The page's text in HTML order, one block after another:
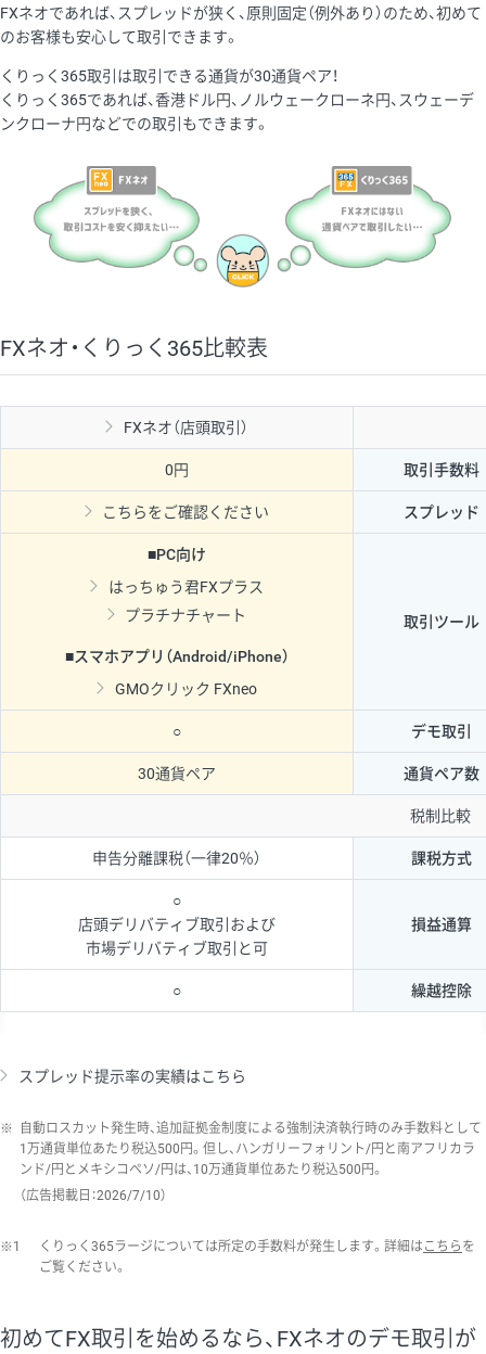
FXネオであれば、スプレッドが狭く、原則固定（例外あり）のため、初めて
のお客様も安心して取引できます。
くりっく365取引は取引できる通貨が30通貨ペア！
くりっく365であれば、香港ドル円、ノルウェークローネ円、スウェーデ
ンクローナ円などでの取引もできます。
FXネオ・くりっく365比較表
FXネオ（店頭取引）
0円 取引手数料
こちらをご確認ください スプレッド
■PC向け
はっちゅう君FXプラス
プラチナチャート
■スマホアプリ（Android/iPhone）
GMOクリック FXneo
取引ツール
○ デモ取引
30通貨ペア 通貨ペア数
税制比較
申告分離課税（一律20％） 課税方式
○
店頭デリバティブ取引および
市場デリバティブ取引と可
損益通算
○ 繰越控除
スプレッド提示率の実績はこちら
※
自動ロスカット発生時、追加証拠金制度による強制決済執行時のみ手数料として
1万通貨単位あたり税込500円。但し、ハンガリーフォリント/円と南アフリカラ
ンド/円とメキシコペソ/円は、10万通貨単位あたり税込500円。
（広告掲載日：2026/7/10）
※1 くりっく365ラージについては所定の手数料が発生します。詳細は こちら を
ご覧ください。
初めてFX取引を始めるなら、FXネオのデモ取引が